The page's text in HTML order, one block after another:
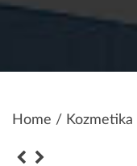
Home / Kozmetika